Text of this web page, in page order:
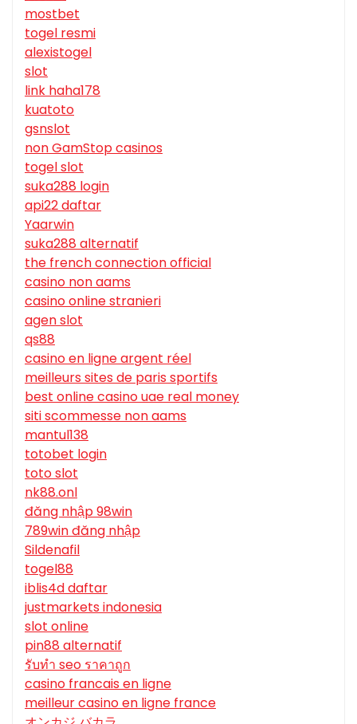
mostbet
togel resmi
alexistogel
slot
link haha178
kuatoto
gsnslot
non GamStop casinos
togel slot
suka288 login
api22 daftar
Yaarwin
suka288 alternatif
the french connection official
casino non aams
casino online stranieri
agen slot
qs88
casino en ligne argent réel
meilleurs sites de paris sportifs
best online casino uae real money
siti scommesse non aams
mantul138
totobet login
toto slot
nk88.onl
đăng nhập 98win
789win đăng nhập
Sildenafil
togel88
iblis4d daftar
justmarkets indonesia
slot online
pin88 alternatif
รับทํา seo ราคาถูก
casino francais en ligne
meilleur casino en ligne france